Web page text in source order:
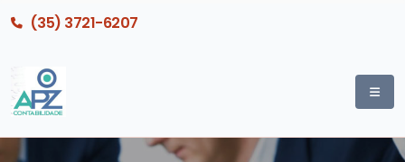
(35) 3721-6207